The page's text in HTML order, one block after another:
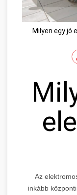
Milyen egy jó
Az
inkább